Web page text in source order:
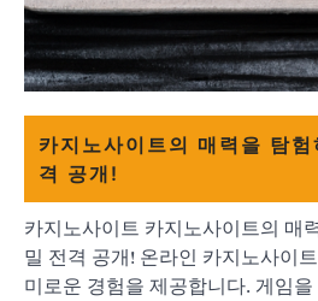
카지노사이트의 매력을 탐
격 공개!
카지노사이트 카지노사이트의 매
밀 전격 공개! 온라인 카지노사이
미로운 경험을 제공합니다. 게임